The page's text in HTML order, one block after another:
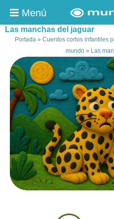
Menú
Las manchas del jaguar
Portada » Cuentos cortos infantiles
mundo » Las